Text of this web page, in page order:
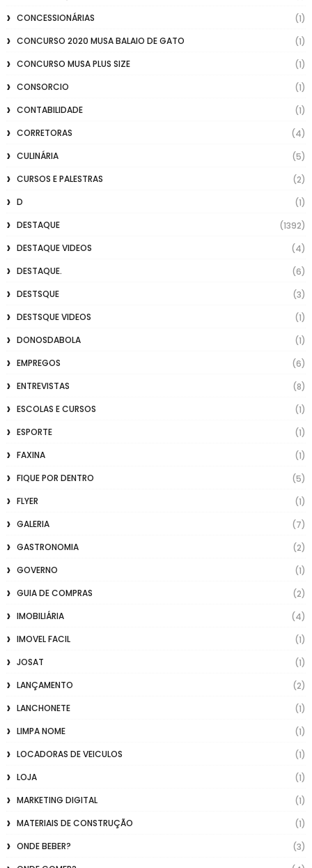
CONCESSIONÁRIAS
(1)
CONCURSO 2020 MUSA BALAIO DE GATO
(1)
CONCURSO MUSA PLUS SIZE
(1)
CONSORCIO
(1)
CONTABILIDADE
(1)
CORRETORAS
(4)
CULINÁRIA
(5)
CURSOS E PALESTRAS
(2)
D
(1)
DESTAQUE
(1392)
DESTAQUE VIDEOS
(4)
DESTAQUE.
(6)
DESTSQUE
(3)
DESTSQUE VIDEOS
(1)
DONOSDABOLA
(1)
EMPREGOS
(6)
ENTREVISTAS
(8)
ESCOLAS E CURSOS
(1)
ESPORTE
(1)
FAXINA
(1)
FIQUE POR DENTRO
(5)
FLYER
(1)
GALERIA
(7)
GASTRONOMIA
(2)
GOVERNO
(1)
GUIA DE COMPRAS
(2)
IMOBILIÁRIA
(4)
IMOVEL FACIL
(1)
JOSAT
(1)
LANÇAMENTO
(2)
LANCHONETE
(1)
LIMPA NOME
(1)
LOCADORAS DE VEICULOS
(1)
LOJA
(1)
MARKETING DIGITAL
(1)
MATERIAIS DE CONSTRUÇÃO
(1)
ONDE BEBER?
(3)